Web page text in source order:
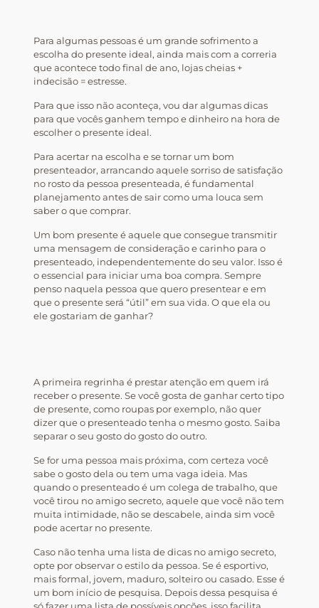
Para algumas pessoas é um grande sofrimento a
escolha do presente ideal, ainda mais com a correria
que acontece todo final de ano, lojas cheias +
indecisão = estresse.
Para que isso não aconteça, vou dar algumas dicas
para que vocês ganhem tempo e dinheiro na hora de
escolher o presente ideal.
Para acertar na escolha e se tornar um bom
presenteador, arrancando aquele sorriso de satisfação
no rosto da pessoa presenteada, é fundamental
planejamento antes de sair como uma louca sem
saber o que comprar.
Um bom presente é aquele que consegue transmitir
uma mensagem de consideração e carinho para o
presenteado, independentemente do seu valor. Isso é
o essencial para iniciar uma boa compra. Sempre
penso naquela pessoa que quero presentear e em
que o presente será “útil” em sua vida. O que ela ou
ele gostariam de ganhar?
A primeira regrinha é prestar atenção em quem irá
receber o presente. Se você gosta de ganhar certo tipo
de presente, como roupas por exemplo, não quer
dizer que o presenteado tenha o mesmo gosto. Saiba
separar o seu gosto do gosto do outro.
Se for uma pessoa mais próxima, com certeza você
sabe o gosto dela ou tem uma vaga ideia. Mas
quando o presenteado é um colega de trabalho, que
você tirou no amigo secreto, aquele que você não tem
muita intimidade, não se descabele, ainda sim você
pode acertar no presente.
Caso não tenha uma lista de dicas no amigo secreto,
opte por observar o estilo da pessoa. Se é esportivo,
mais formal, jovem, maduro, solteiro ou casado. Esse é
um bom início de pesquisa. Depois dessa pesquisa é